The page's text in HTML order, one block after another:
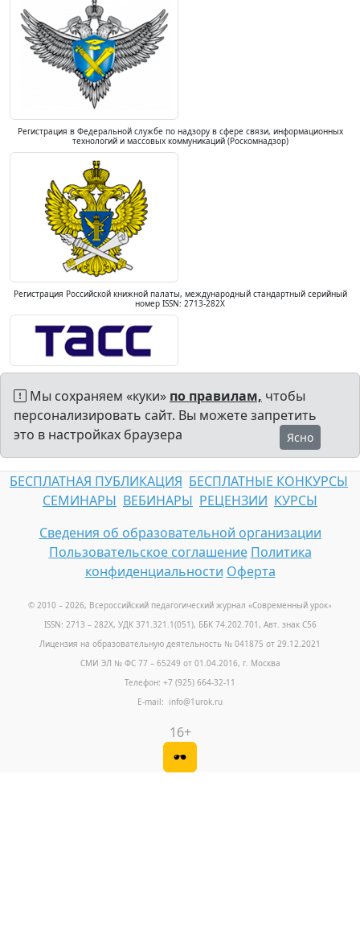
Регистрация в Федеральной службе по надзору в сфере связи, информационных
технологий и массовых коммуникаций (Роскомнадзор)
Регистрация Российской книжной палаты, международный стандартный серийный
номер ISSN: 2713-282X
Мы сохраняем «куки» по правилам, чтобы
персонализировать сайт. Вы можете запретить
это в настройках браузера
Ясно
БЕСПЛАТНАЯ ПУБЛИКАЦИЯ БЕСПЛАТНЫЕ КОНКУРСЫ
СЕМИНАРЫ ВЕБИНАРЫ РЕЦЕНЗИИ КУРСЫ
Сведения об образовательной организации
Пользовательское соглашение Политика
конфиденциальности Оферта
© 2010 – 2026, Всероссийский педагогический журнал «Современный урок»
ISSN: 2713 – 282X, УДК 371.321.1(051), ББК 74.202.701, Авт. знак С56
Лицензия на образовательную деятельность № 041875 от 29.12.2021
СМИ ЭЛ № ФС 77 – 65249 от 01.04.2016, г. Москва
Телефон: +7 (925) 664-32-11
E-mail: info@1urok.ru
16+